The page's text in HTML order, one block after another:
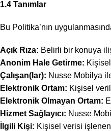
1.4 Tanımlar
Bu Politika’nın
Açık Rıza: Belirli bir konuya
Anonim Hale Getirme:
Çalışan(lar): Nusse Mobilya
Elektronik Ortam: Kişisel
Elektronik Olmayan Ortam:
Hizmet Sağlayıcı: Nusse
İlgili Kişi: Kişisel verisi